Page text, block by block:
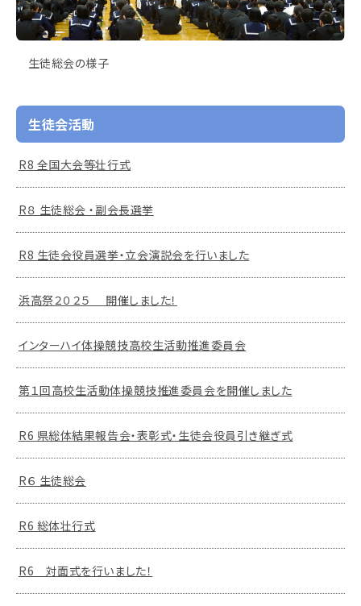
生徒総会の様子
生徒会活動
R8 全国大会等壮行式
R８ 生徒総会 ・副会長選挙
R8 生徒会役員選挙・立会演説会を行いました
浜高祭２０２５ 開催しました！
インターハイ体操競技高校生活動推進委員会
第１回高校生活動体操競技推進委員会を開催しました
R6 県総体結果報告会・表彰式・生徒会役員引き継ぎ式
R６ 生徒総会
R6 総体壮行式
R6 対面式を行いました！